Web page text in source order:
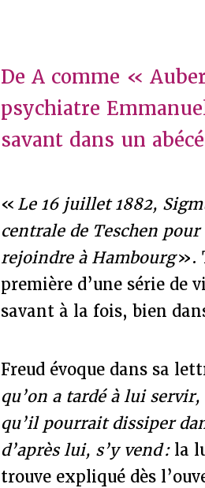
De A comme «
psychiatre
savant dans un
« Le 16 juillet 1882,
centrale de Teschen
rejoindre à Hambourg».
première d’une série
savant à la fois, bien
Freud évoque dans sa
qu’on a tardé à lui
qu’il pourrait dissiper
d’après lui, s’y vend : la
trouve expliqué dès